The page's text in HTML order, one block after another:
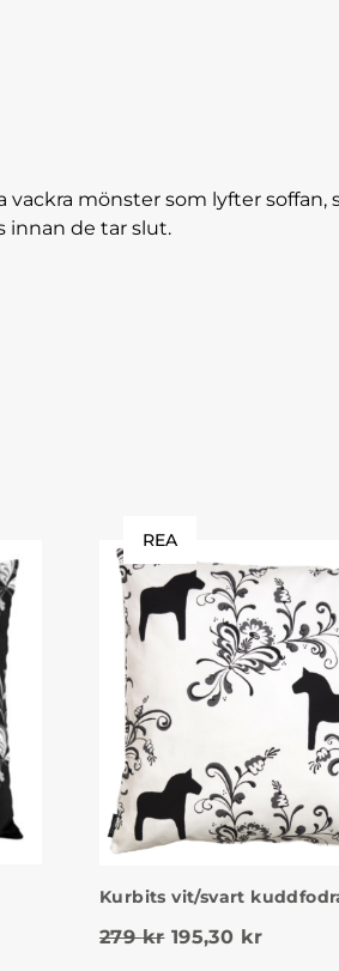
mönster som lyfter
innan de tar slut.
var: 279 kr.
är: 119 kr.
REA
Kurbits vit/svart
279kr Det
195,30 krDet